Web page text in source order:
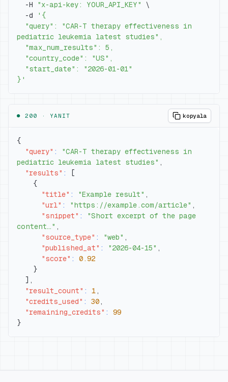
  -H
"x-api-key: YOUR_API_KEY"
\
  -d
}'
● 200 · YANIT kopyala
{
"query" :
"CAR-T therapy effectiveness in
pediatric leukemia latest studies" ,
"results" :
[
{
"title" : "Example result" ,
"url" : "https://example.com/article" ,
"snippet" :
"Short excerpt of the page
content…" ,
"source_type" : "web" ,
"published_at" : "2026-04-15" ,
"score" :
0.92
}
] ,
"result_count" : 1 ,
"credits_used" : 30 ,
"remaining_credits" :
99
}